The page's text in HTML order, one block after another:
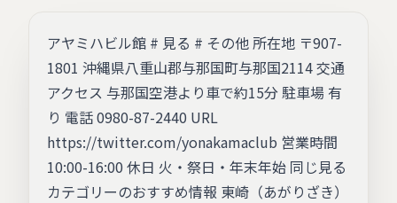
アヤミハビル館 # 見る # その他 所在地 〒907-
1801 沖縄県八重山郡与那国町与那国2114 交通
アクセス 与那国空港より車で約15分 駐車場 有
り 電話 0980-87-2440 URL
https://twitter.com/yonakamaclub 営業時間
10:00-16:00 休日 火・祭日・年末年始 同じ見る
カテゴリーのおすすめ情報 東崎（あがりざき）